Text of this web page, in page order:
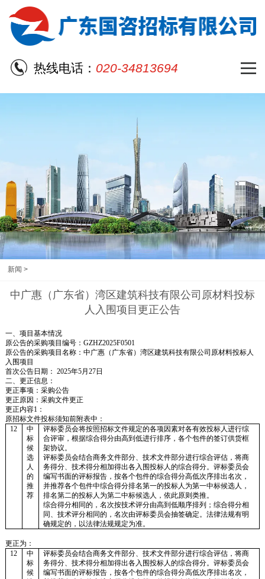
热线电话： 020-34813694
新闻 >
中广惠（广东省）湾区建筑科技有限公司原材料投标
人入围项目更正公告
一、项目基本情况
原公告的采购项目编号： GZHZ2025F0501
原公告的采购项目名称： 中广惠（广东省）湾区建筑科技有限公司原材料投标人
入围项目
首次公告日期： 2025年5月27日
二、更正信息：
更正事项：采购公告
更正原因：采购文件更正
更正内容1：
原招标文件投标须知前附表中 ：
12
中
标
候
选
人
的
推
荐
评标委员会将按照招标文件规定的各项因素对各有效投标人进行综
合评审，根据综合得分由高到低进行排序，各个包件的签订供货框
架协议。
评标委员会结合商务文件部分、技术文件部分进行综合评估，将商
务得分、技术得分相加得出各入围投标人的综合得分。评标委员会
编写书面的评标报告，按各个包件的综合得分高低次序排出名次，
并推荐各个包件中综合得分排名第一的投标人为第一中标候选人，
排名第二的投标人为第二中标候选人 ，依此原则类推。
综合得分相同的，名次按技术评分由高到低顺序排列；综合得分相
同、技术评分相同的，名次由评标委员会抽签确定。法律法规有明
确规定的，以法律法规规定为准。
更正为：
12
中
标
候
评标委员会结合商务文件部分、技术文件部分进行综合评估，将商
务得分、技术得分相加得出各入围投标人的综合得分。评标委员会
编写书面的评标报告，按各个包件的综合得分高低次序排出名次，